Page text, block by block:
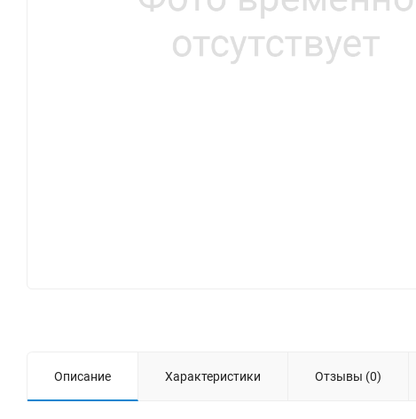
Описание Характеристики Отзывы (0)